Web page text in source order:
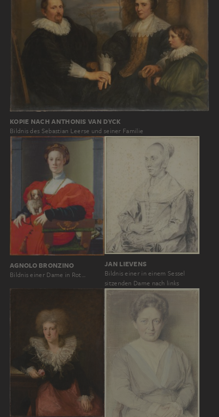
KOPIE NACH ANTHONIS VAN DYCK
Bildnis des Sebastian Leerse und seiner Familie
AGNOLO BRONZINO
Bildnis einer Dame in Rot…
JAN LIEVENS
Bildnis einer in einem Sessel
sitzenden Dame nach links